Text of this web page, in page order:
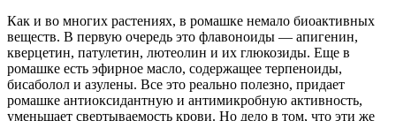
Как и во многих растениях, в ромашке немало биоактивных
веществ. В первую очередь это флавоноиды — апигенин,
кверцетин, патулетин, лютеолин и их глюкозиды. Еще в
ромашке есть эфирное масло, содержащее терпеноиды,
бисаболол и азулены. Все это реально полезно, придает
ромашке антиоксидантную и антимикробную активность,
уменьшает свертываемость крови. Но дело в том, что эти же